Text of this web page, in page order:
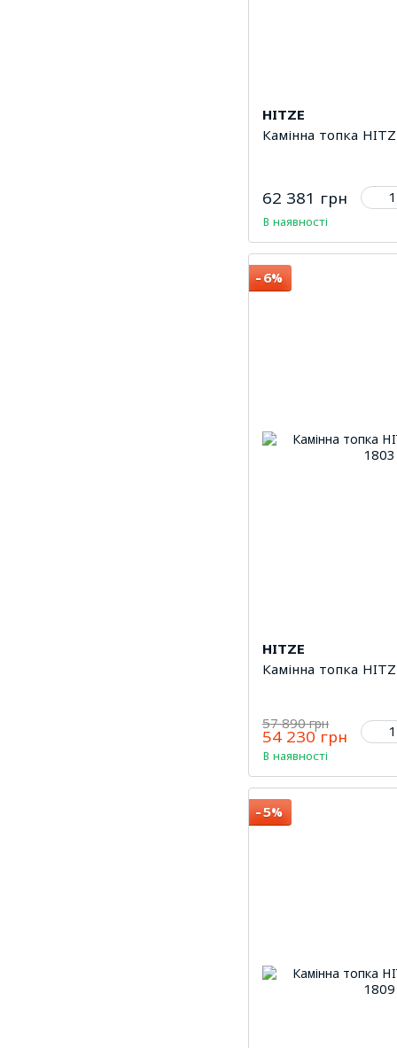
HITZE
Камінна топка
62 381 грн
В наявності
−6%
HITZE
Камінна топка
57 890 грн
54 230 грн
В наявності
−5%